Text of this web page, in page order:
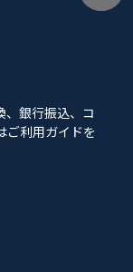
銀行振込、コ
ご利用ガイドを